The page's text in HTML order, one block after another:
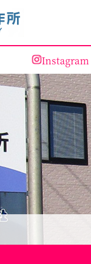
Instagram